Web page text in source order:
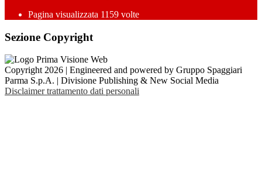
Pagina visualizzata 1159 volte
Sezione Copyright
Copyright 2026 | Engineered and powered by Gruppo Spaggiari
Parma S.p.A. | Divisione Publishing & New Social Media
Disclaimer trattamento dati personali